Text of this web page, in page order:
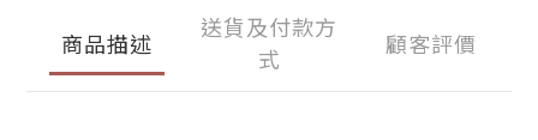
商品描述
送貨及付款方
式
顧客評價